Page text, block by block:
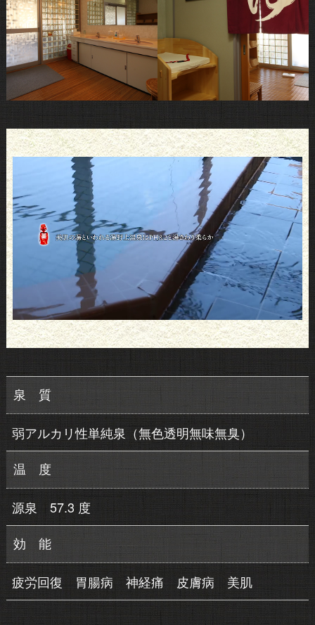
泉 質
弱アルカリ性単純泉（無色透明無味無臭）
温 度
源泉 57.3 度
効 能
疲労回復 胃腸病 神経痛 皮膚病 美肌